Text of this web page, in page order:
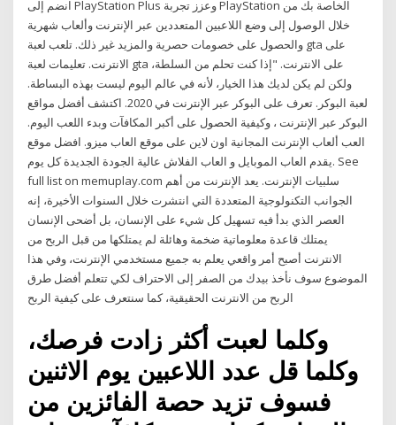
انضم إلى PlayStation Plus وعزز تجربة PlayStation الخاصة بك من
خلال الوصول إلى وضع اللاعبين المتعددين عبر الإنترنت وألعاب شهرية
والحصول على خصومات حصرية والمزيد غير ذلك. تلعب لعبة gta على
الانترنت. تعليمات لعبة gta على الانترنت. "إذا كنت تحلم من السلطة،
ولكن لم يكن لديك هذا الخيار، لأنه في عالم اليوم ليست بهذه البساطة.
لعبة البوكر. تعرف على البوكر عبر الإنترنت في 2020. اكتشف أفضل مواقع
البوكر عبر الإنترنت ، وكيفية الحصول على أكبر المكافآت وبدء اللعب اليوم.
العب ألعاب الإنترنت المجانية اون لاين على موقع العاب ميزو. افضل موقع
يقدم العاب الموبايل و العاب الفلاش عالية الجودة الجديدة كل يوم. See
full list on memuplay.com سلبيات الإنترنت. يعد الإنترنت من أهم
الجوانب التكنولوجية المتعددة التي انتشرت خلال السنوات الأخيرة، إنه
العصر الذي بدأ فيه تسهيل كل شيء على الإنسان، بل أضحى الإنسان
يمتلك قاعدة معلوماتية ضخمة وهائلة لم يمتلكها من قبل الربح من
الانترنت أصبح أمر واقعي يعلم به جميع مستخدمي الإنترنت، وفي هذا
الموضوع سوف نأخذ بيدك من الصفر إلى الاحتراف لكي تتعلم أفضل طرق
الربح من الانترنت الحقيقية، كما سنتعرف على كيفية الربح
وكلما لعبت أكثر زادت فرصك،
وكلما قل عدد اللاعبين يوم الاثنين
فسوف تزيد حصة الفائزين من